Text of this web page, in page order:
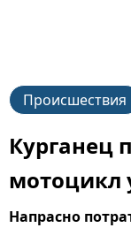
Происшествия
Курганец
мотоцикл
Напрасно